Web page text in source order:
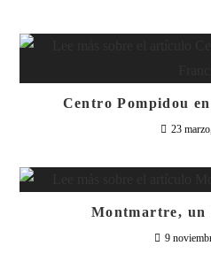
Centro Pompidou
23
Montmartre, un
9